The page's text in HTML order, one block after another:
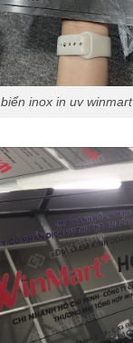
biển inox in uv winmart